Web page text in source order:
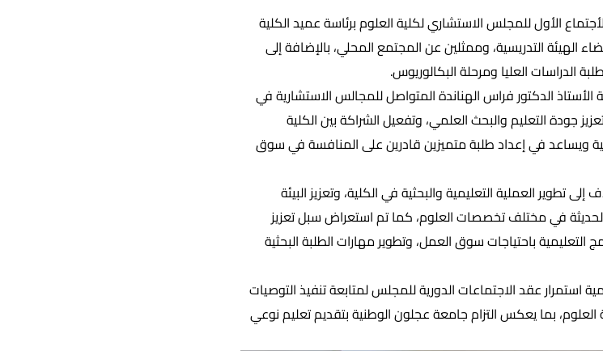
الأول للمجلس الاستشاري لكلية العلوم برئاسة عميد الكلية
الهيئة التدريسية، وممثلين عن المجتمع المحلي، بالإضافة إلى
الدراسات العليا ومرحلة البكالوريوس.
الدكتور فراس الهناندة المتواصل للمجالس الاستشارية في
جودة التعليم والبحث العلمي، وتفعيل الشراكة بين الكلية
ويساعد في إعداد طلبة متميزين قادرين على المنافسة في سوق
العملية التعليمية والبحثية في الكلية، وتعزيز البيئة
في مختلف تخصصات العلوم، كما تم استعراض سبل تعزيز
باحتياجات سوق العمل، وتطوير مهارات الطلبة البحثية
استمرار عقد الاجتماعات الدورية للمجلس لمتابعة تنفيذ التوصيات
بما يعكس التزام جامعة عجلون الوطنية بتقديم تعليم نوعي